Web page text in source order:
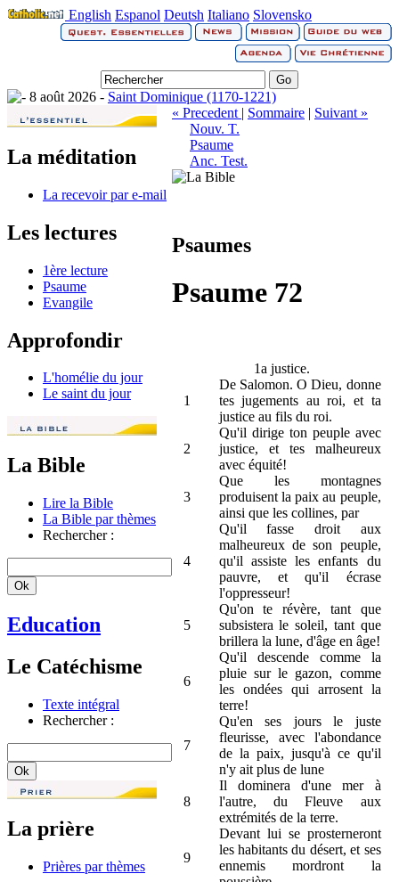
English Espanol Deutsh Italiano Slovensko
8 août 2026 - Saint Dominique (1170-1221)
La méditation
La recevoir par e-mail
Les lectures
1ère lecture
Psaume
Evangile
Approfondir
L'homélie du jour
Le saint du jour
La Bible
Lire la Bible
La Bible par thèmes
Rechercher :
Education
Le Catéchisme
Texte intégral
Rechercher :
La prière
Prières par thèmes
« Precedent | Sommaire | Suivant »
Nouv. T.
Psaume
Anc. Test.
Psaumes
Psaume 72
1a justice.
1
De Salomon. O Dieu, donne
tes jugements au roi, et ta
justice au fils du roi.
2
Qu'il dirige ton peuple avec
justice, et tes malheureux
avec équité!
3
Que les montagnes
produisent la paix au peuple,
ainsi que les collines, par
4
Qu'il fasse droit aux
malheureux de son peuple,
qu'il assiste les enfants du
pauvre, et qu'il écrase
l'oppresseur!
5
Qu'on te révère, tant que
subsistera le soleil, tant que
brillera la lune, d'âge en âge!
6
Qu'il descende comme la
pluie sur le gazon, comme
les ondées qui arrosent la
terre!
7
Qu'en ses jours le juste
fleurisse, avec l'abondance
de la paix, jusqu'à ce qu'il
n'y ait plus de lune
8
Il dominera d'une mer à
l'autre, du Fleuve aux
extrémités de la terre.
9
Devant lui se prosterneront
les habitants du désert, et ses
ennemis mordront la